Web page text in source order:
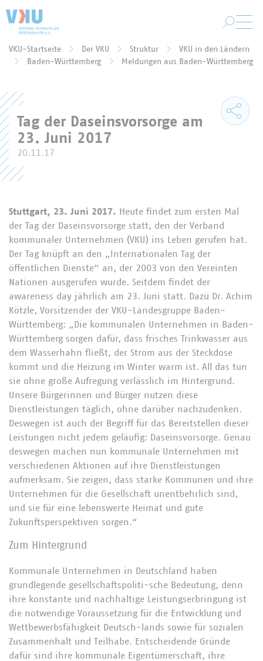
Sie befinden sich hier:
VKU-Startseite Der VKU Struktur
VKU in den Ländern
Baden-Württemberg
Meldungen aus Baden-Württemberg
Tag der Daseinsvorsorge am
23. Juni 2017
20.11.17
Stuttgart, 23. Juni 2017. Heute findet zum ersten Mal
der Tag der Daseinsvorsorge statt, den der Verband
kommunaler Unternehmen (VKU) ins Leben gerufen hat.
Der Tag knüpft an den „Internationalen Tag der
öffentlichen Dienste“ an, der 2003 von den Vereinten
Nationen ausgerufen wurde. Seitdem findet der
awareness day jährlich am 23. Juni statt. Dazu Dr. Achim
Kötzle, Vorsitzender der VKU-Landesgruppe Baden-
Württemberg: „Die kommunalen Unternehmen in Baden-
Württemberg sorgen dafür, dass frisches Trinkwasser aus
dem Wasserhahn fließt, der Strom aus der Steckdose
kommt und die Heizung im Winter warm ist. All das tun
sie ohne große Aufregung verlässlich im Hintergrund.
Unsere Bürgerinnen und Bürger nutzen diese
Dienstleistungen täglich, ohne darüber nachzudenken.
Deswegen ist auch der Begriff für das Bereitstellen dieser
Leistungen nicht jedem geläufig: Daseinsvorsorge. Genau
deswegen machen nun kommunale Unternehmen mit
verschiedenen Aktionen auf ihre Dienstleistungen
aufmerksam. Sie zeigen, dass starke Kommunen und ihre
Unternehmen für die Gesellschaft unentbehrlich sind,
und sie für eine lebenswerte Heimat und gute
Zukunftsperspektiven sorgen.“
Zum Hintergrund
Kommunale Unternehmen in Deutschland haben
grundlegende gesellschaftspoliti-sche Bedeutung, denn
ihre konstante und nachhaltige Leistungserbringung ist
die notwendige Voraussetzung für die Entwicklung und
Wettbewerbsfähigkeit Deutsch-lands sowie für sozialen
Zusammenhalt und Teilhabe. Entscheidende Gründe
dafür sind ihre kommunale Eigentümerschaft, ihre